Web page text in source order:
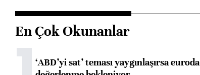
En Çok Okunanlar
‘ABD’yi sat’ teması yaygınlaşırsa euroda